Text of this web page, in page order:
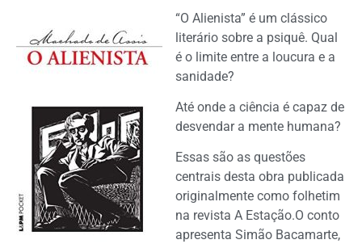
“O Alienista” é um clássico
literário sobre a psiquê. Qual
é o limite entre a loucura e a
sanidade?
Até onde a ciência é capaz de
desvendar a mente humana?
Essas são as questões
centrais desta obra publicada
originalmente como folhetim
na revista A Estação.O conto
apresenta Simão Bacamarte,